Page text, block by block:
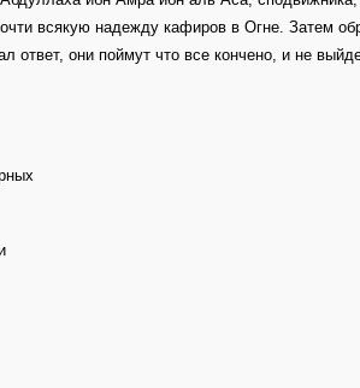
всякую надежду кафиров в Огне. Затем
ответ, они поймут что все кончено, и не